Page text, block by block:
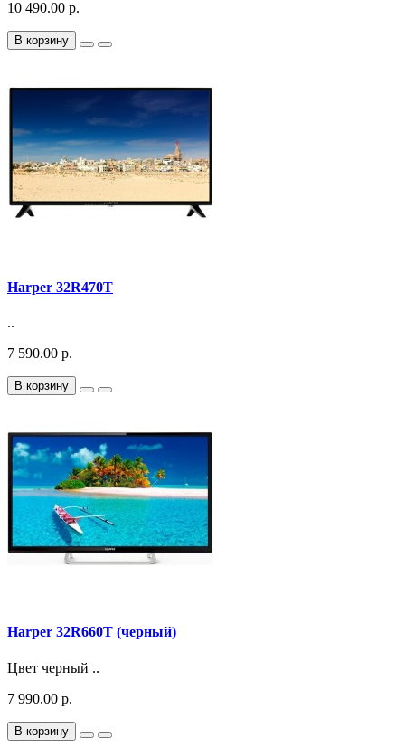
10 490.00 р.
В корзину
Harper 32R470T
..
7 590.00 р.
В корзину
Harper 32R660T (черный)
Цвет черный ..
7 990.00 р.
В корзину